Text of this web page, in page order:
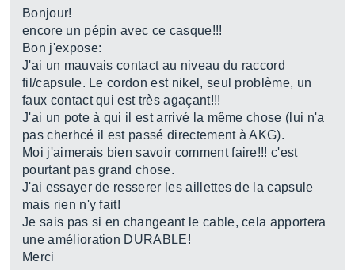
Bonjour!
encore un pépin avec ce casque!!!
Bon j'expose:
J'ai un mauvais contact au niveau du raccord
fil/capsule. Le cordon est nikel, seul problème, un
faux contact qui est très agaçant!!!
J'ai un pote à qui il est arrivé la même chose (lui n'a
pas cherhcé il est passé directement à AKG).
Moi j'aimerais bien savoir comment faire!!! c'est
pourtant pas grand chose.
J'ai essayer de resserer les aillettes de la capsule
mais rien n'y fait!
Je sais pas si en changeant le cable, cela apportera
une amélioration DURABLE!
Merci